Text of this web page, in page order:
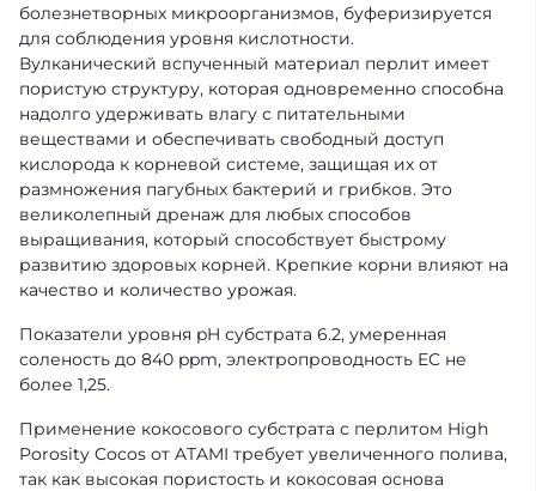
болезнетворных микроорганизмов, буферизируется
для соблюдения уровня кислотности.
Вулканический вспученный материал перлит имеет
пористую структуру, которая одновременно способна
надолго удерживать влагу с питательными
веществами и обеспечивать свободный доступ
кислорода к корневой системе, защищая их от
размножения пагубных бактерий и грибков. Это
великолепный дренаж для любых способов
выращивания, который способствует быстрому
развитию здоровых корней. Крепкие корни влияют на
качество и количество урожая.
Показатели уровня pH субстрата 6.2, умеренная
соленость до 840 ppm, электропроводность EC не
более 1,25.
Применение кокосового субстрата с перлитом High
Porosity Cocos от ATAMI требует увеличенного полива,
так как высокая пористость и кокосовая основа